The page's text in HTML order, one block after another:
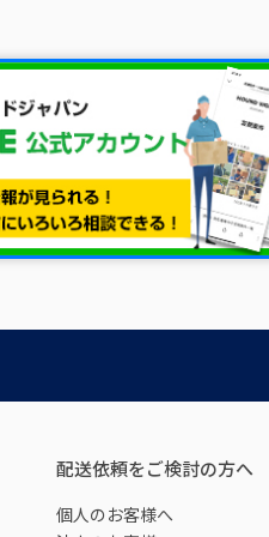
配送依頼をご検討の方へ
個人のお客様へ